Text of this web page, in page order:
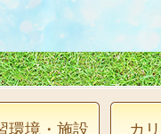
環境・施設 カ